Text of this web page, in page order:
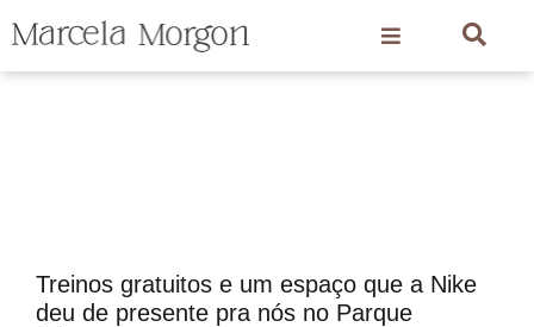
Treinos gratuitos e um espaço que a Nike
deu de presente pra nós no Parque